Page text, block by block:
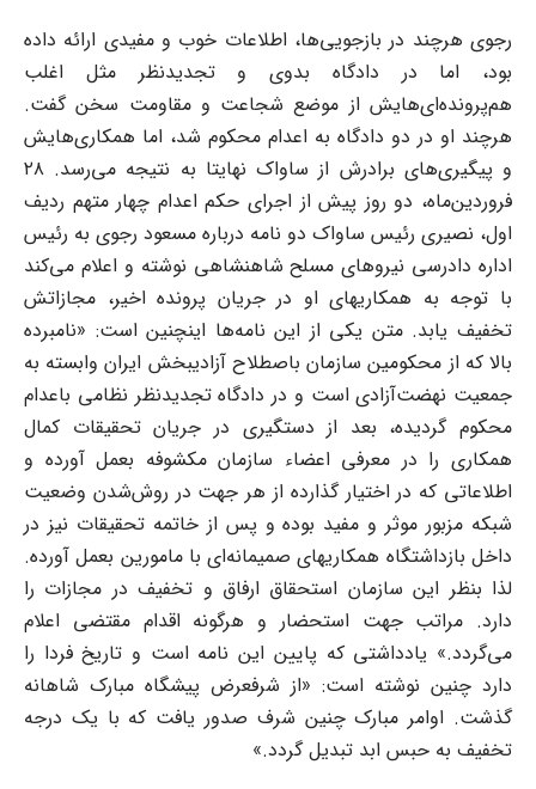
رجوی هرچند در بازجویی‌ها، اطلاعات خوب و مفیدی ارائه داده
بود، اما در دادگاه بدوی و تجدیدنظر مثل اغلب
هم‌پرونده‌ای‌هایش از موضع شجاعت و مقاومت سخن گفت.
هرچند او در دو دادگاه به اعدام محکوم شد، اما همکاری‌هایش
و پیگیری‌های برادرش از ساواک نهایتا به نتیجه می‌رسد. ۲۸
فروردین‌ماه، دو روز پیش از اجرای حکم اعدام چهار متهم ردیف
اول، نصیری رئیس ساواک دو نامه‌ درباره مسعود رجوی به رئیس
اداره دادرسی نیروهای مسلح شاهنشاهی نوشته و اعلام می‌کند
با توجه به همکاریهای او در جریان پرونده اخیر، مجازاتش
تخفیف یابد. متن یکی از این نامه‌ها اینچنین است: «نامبرده
بالا که از محکومین سازمان باصطلاح آزادیبخش ایران وابسته به
جمعیت نهضت‌آزادی است و در دادگاه تجدیدنظر نظامی باعدام
محکوم گردیده، بعد از دستگیری در جریان تحقیقات کمال
همکاری را در معرفی اعضاء سازمان مکشوفه بعمل آورده و
اطلاعاتی که در اختیار گذارده از هر جهت در روش‌شدن وضعیت
شبکه مزبور موثر و مفید بوده و پس از خاتمه تحقیقات نیز در
داخل بازداشتگاه همکاریهای صمیمانه‌ای با مامورین بعمل آورده.
لذا بنظر این سازمان استحقاق ارفاق و تخفیف در مجازات را
دارد. مراتب جهت استحضار و هرگونه اقدام مقتضی اعلام
می‌گردد.» یادداشتی که پایین این نامه است و تاریخ فردا را
دارد چنین نوشته است: «از شرفعرض پیشگاه مبارک شاهانه
گذشت. اوامر مبارک چنین شرف صدور یافت که با یک درجه
تخفیف به حبس ابد تبدیل گردد.»